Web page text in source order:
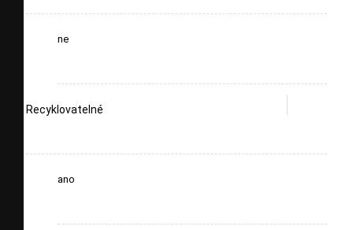
ne
Recyklovatelné
ano